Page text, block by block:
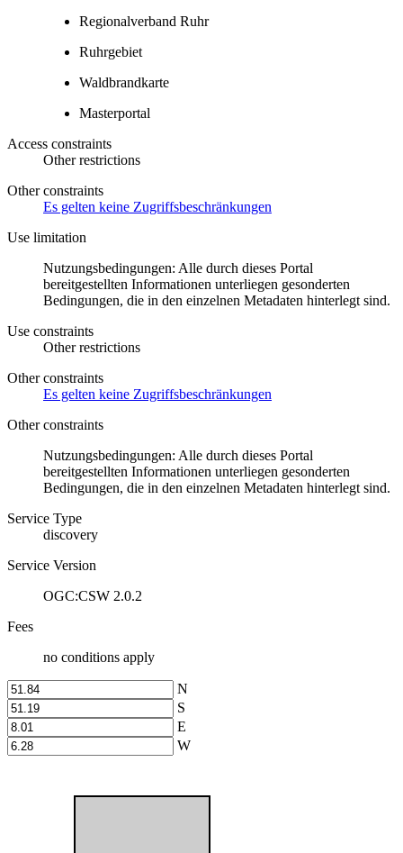
Regionalverband Ruhr
Ruhrgebiet
Waldbrandkarte
Masterportal
Access constraints
Other restrictions
Other constraints
Es gelten keine Zugriffsbeschränkungen
Use limitation
Nutzungsbedingungen: Alle durch dieses Portal
bereitgestellten Informationen unterliegen gesonderten
Bedingungen, die in den einzelnen Metadaten hinterlegt sind.
Use constraints
Other restrictions
Other constraints
Es gelten keine Zugriffsbeschränkungen
Other constraints
Nutzungsbedingungen: Alle durch dieses Portal
bereitgestellten Informationen unterliegen gesonderten
Bedingungen, die in den einzelnen Metadaten hinterlegt sind.
Service Type
discovery
Service Version
OGC:CSW 2.0.2
Fees
no conditions apply
N
S
E
W